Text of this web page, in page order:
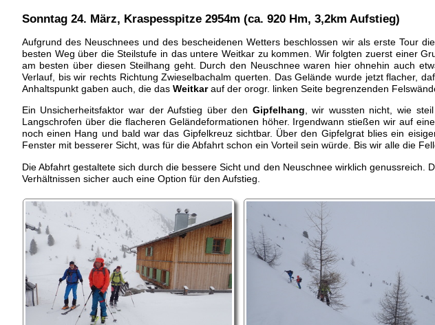
Sonntag 24. März, Kraspesspitze 2954m (ca. 920 Hm, 3,2km Aufstieg)
Aufgrund des Neuschnees und des bescheidenen Wetters beschlossen wir als erste Tour die
besten Weg über die Steilstufe in das untere Weitkar zu kommen. Wir folgten zuerst einer
am besten über diesen Steilhang geht. Durch den Neuschnee waren hier ohnehin auch
Verlauf, bis wir rechts Richtung Zwieselbachalm querten. Das Gelände wurde jetzt flacher,
Anhaltspunkt gaben auch, die das Weitkarauf der orogr. linken Seite begrenzenden
Ein Unsicherheitsfaktor war der Aufstieg über den Gipfelhang , wir wussten nicht, wie
Langschrofen über die flacheren Geländeformationen höher. Irgendwann stießen wir auf
noch einen Hang und bald war das Gipfelkreuz sichtbar. Über den Gipfelgrat blies ein
Fenster mit besserer Sicht, was für die Abfahrt schon ein Vorteil sein würde. Bis wir alle die
Die Abfahrt gestaltete sich durch die bessere Sicht und den Neuschnee wirklich
Verhältnissen sicher auch eine Option für den Aufstieg.